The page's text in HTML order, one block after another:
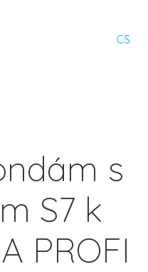
CS
s
S7 k
PROFI